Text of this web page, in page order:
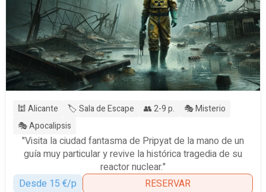
🕍 Alicante 🏷️ Sala de Escape 👥 2-9 p.
🎭 Misterio
🎭 Apocalipsis
"Visita la ciudad fantasma de Pripyat de la mano de un
guía muy particular y revive la histórica tragedia de su
reactor nuclear."
Desde 15 €/p
RESERVAR